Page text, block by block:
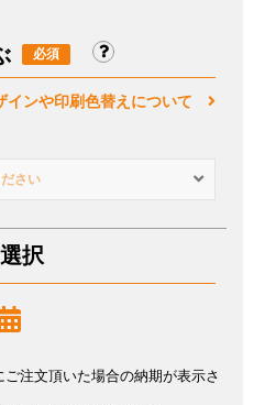
インや印刷色替えについて
さい
択
ご注文頂いた場合の納期が表示さ